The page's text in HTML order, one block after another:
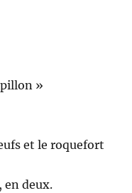
»
et le roquefort
en deux.